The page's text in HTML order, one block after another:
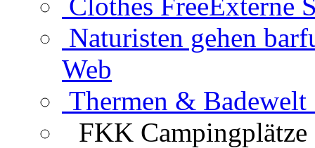
Naturisten gehen
Web
Thermen & Badewelt
FKK Campingplätze